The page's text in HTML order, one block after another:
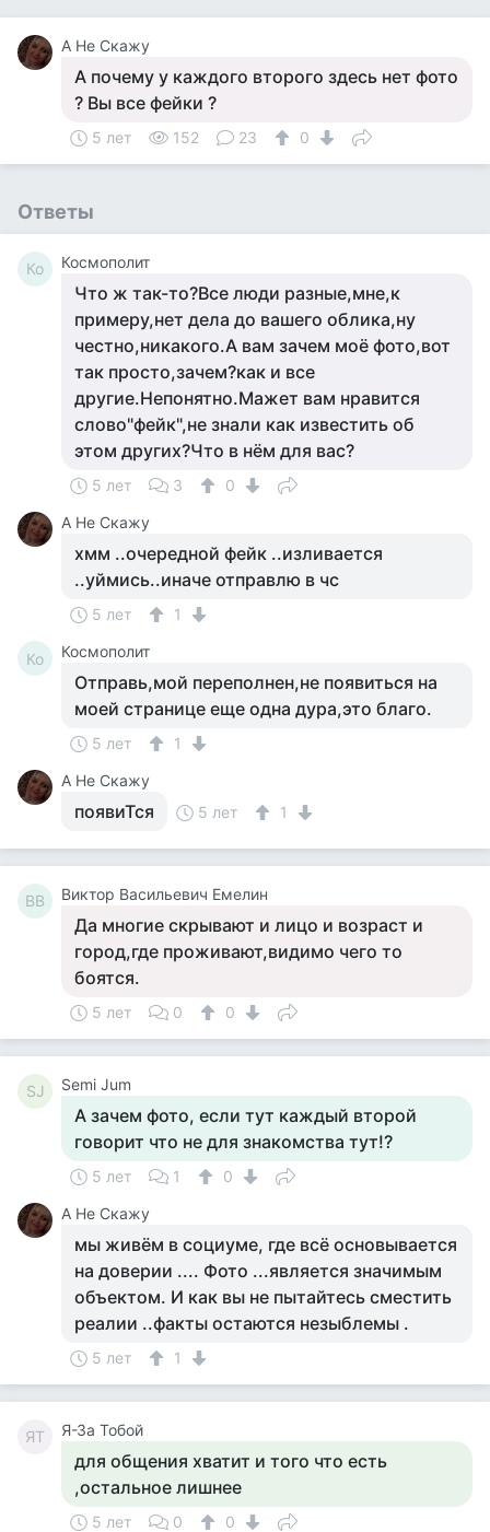
А Не Скажу
А почему у каждого второго здесь нет фото
? Вы все фейки ?
5 лет 152 23 0
Ответы
Ко Космополит
Что ж так-то?Все люди разные,мне,к
примеру,нет дела до вашего облика,ну
честно,никакого.А вам зачем моё фото,вот
так просто,зачем?как и все
другие.Непонятно.Мажет вам нравится
слово"фейк",не знали как известить об
этом других?Что в нём для вас?
5 лет 3
0
А Не Скажу
хмм ..очередной фейк ..изливается
..уймись..иначе отправлю в чс
5 лет 1
Ко Космополит
Отправь,мой переполнен,не появиться на
моей странице еще одна дура,это благо.
5 лет
1
А Не Скажу
появиТся 5 лет 1
ВВ Виктор Васильевич Емелин
Да многие скрывают и лицо и возраст и
город,где проживают,видимо чего то
боятся.
5 лет 0 0
SJ Semi Jum
А зачем фото, если тут каждый второй
говорит что не для знакомства тут!?
5 лет 1
0
А Не Скажу
мы живём в социуме, где всё основывается
на доверии .... Фото ...является значимым
объектом. И как вы не пытайтесь сместить
реалии ..факты остаются незыблемы .
5 лет 1
ЯТ Я-За Тобой
для общения хватит и того что есть
,остальное лишнее
5 лет 0 0